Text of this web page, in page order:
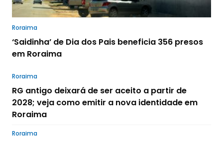
Roraima
‘Saidinha’ de Dia dos Pais beneficia 356 presos
em Roraima
Roraima
RG antigo deixará de ser aceito a partir de
2028; veja como emitir a nova identidade em
Roraima
Roraima